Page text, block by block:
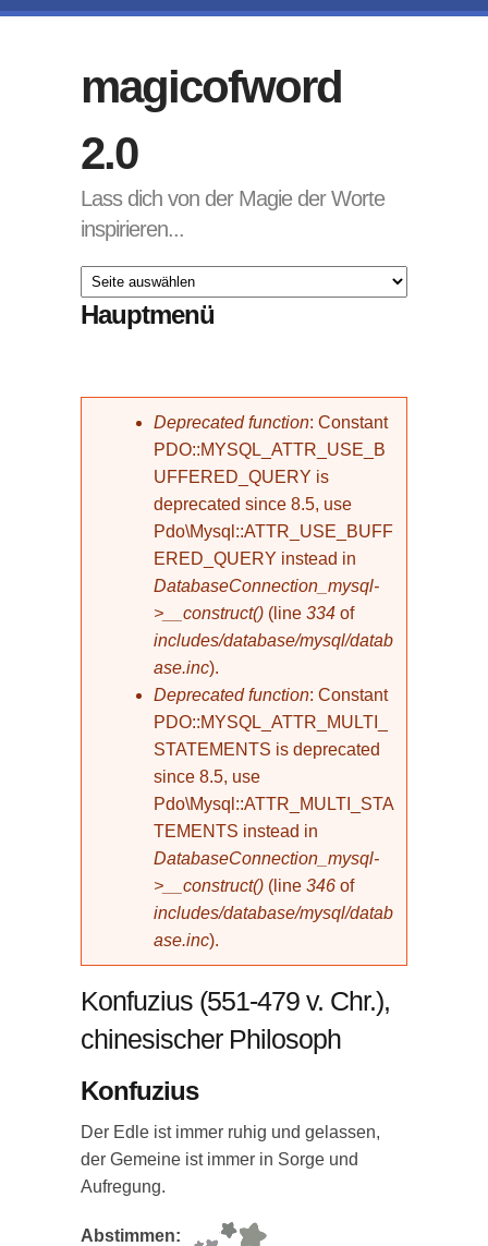
magicofword
2.0
Lass dich von der Magie der Worte
inspirieren...
Hauptmenü
Fehlermeldung
Deprecated function: Constant
PDO::MYSQL_ATTR_USE_B
UFFERED_QUERY is
deprecated since 8.5, use
Pdo\Mysql::ATTR_USE_BUFF
ERED_QUERY instead in
DatabaseConnection_mysql-
>__construct() (line 334 of
includes/database/mysql/datab
ase.inc).
Deprecated function: Constant
PDO::MYSQL_ATTR_MULTI_
STATEMENTS is deprecated
since 8.5, use
Pdo\Mysql::ATTR_MULTI_STA
TEMENTS instead in
DatabaseConnection_mysql-
>__construct() (line 346 of
includes/database/mysql/datab
ase.inc).
Konfuzius (551-479 v. Chr.),
chinesischer Philosoph
Konfuzius
Der Edle ist immer ruhig und gelassen,
der Gemeine ist immer in Sorge und
Aufregung.
Abstimmen: